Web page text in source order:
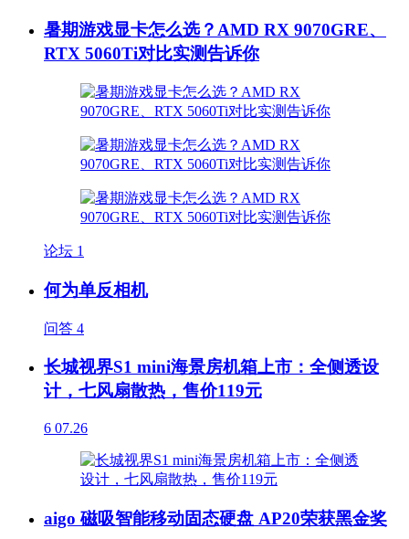
暑期游戏显卡怎么选？AMD RX 9070GRE、
RTX 5060Ti对比实测告诉你
论坛 1
何为单反相机
问答 4
长城视界S1 mini海景房机箱上市：全侧透设
计，七风扇散热，售价119元
6 07.26
aigo 磁吸智能移动固态硬盘 AP20荣获黑金奖